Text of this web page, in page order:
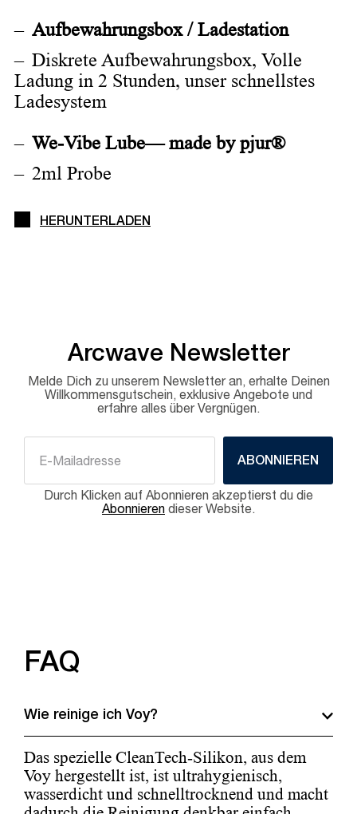
Aufbewahrungsbox / Ladestation
Diskrete Aufbewahrungsbox, Volle
Ladung in 2 Stunden, unser schnellstes
Ladesystem
We-Vibe Lube— made by pjur®
2ml Probe
HERUNTERLADEN
Arcwave Newsletter
Melde Dich zu unserem Newsletter an, erhalte Deinen
Willkommensgutschein, exklusive Angebote und
erfahre alles über Vergnügen.
ABONNIEREN
Durch Klicken auf Abonnieren akzeptierst du die
Abonnieren dieser Website.
FAQ
Wie reinige ich Voy?
Das spezielle CleanTech-Silikon, aus dem
Voy hergestellt ist, ist ultrahygienisch,
wasserdicht und schnelltrocknend und macht